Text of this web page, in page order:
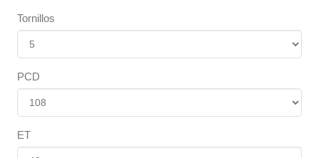
Tornillos
PCD
ET